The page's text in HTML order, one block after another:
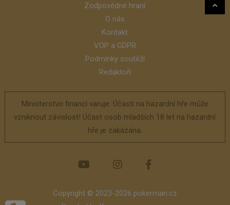
Zodpovědné hraní
O nás
Kontakt
VOP a GDPR
Podmínky soutěží
Redaktoři
Ministerstvo financí varuje: Účastí na hazardní hře může
vzniknout závislost! Účast osob mladších 18 let na hazardní
hře je zakázána.
Copyright © 2023-2026 pokerman.cz